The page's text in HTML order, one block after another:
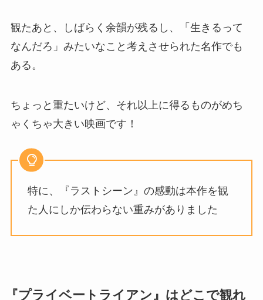
観たあと、しばらく余韻が残るし、「生きるって
なんだろ」みたいなこと考えさせられた名作でも
ある。
ちょっと重たいけど、それ以上に得るものがめち
ゃくちゃ大きい映画です！
特に、『ラストシーン』の感動は本作を観
た人にしか伝わらない重みがありました
『プライベートライアン』はどこで観れ